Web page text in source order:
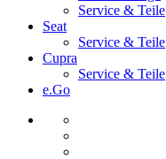
Service & Teile
Seat
Service & Teile
Cupra
Service & Teile
e.Go